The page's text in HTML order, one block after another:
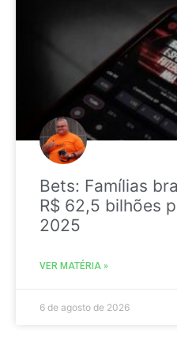
Bets: Famílias
R$ 62,5 bilhões
2025
VER MATÉRIA »
6 de agosto de 2026